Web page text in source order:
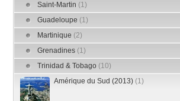
Saint-Martin (1)
Guadeloupe (1)
Martinique (2)
Grenadines (1)
Trinidad & Tobago (10)
Amérique du Sud (2013) (1)